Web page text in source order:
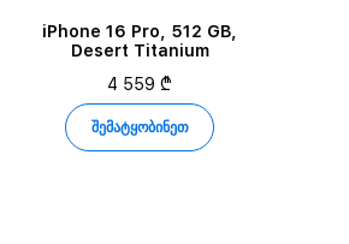
iPhone 16 Pro, 512 GB,
Desert Titanium
4 559 ₾
შემატყობინეთ